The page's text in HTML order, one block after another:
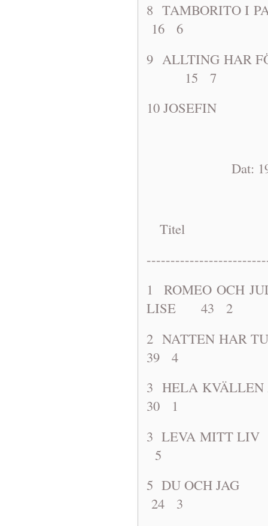
8
16 6
9 ALLTING HAR
15 7
10
Dat: 1968-
Titel
1 ROMEO
LISE 43 2
2 NATTEN
39 4
3 HELA
30 1
3 LEVA
5
5 DU OCH
24 3